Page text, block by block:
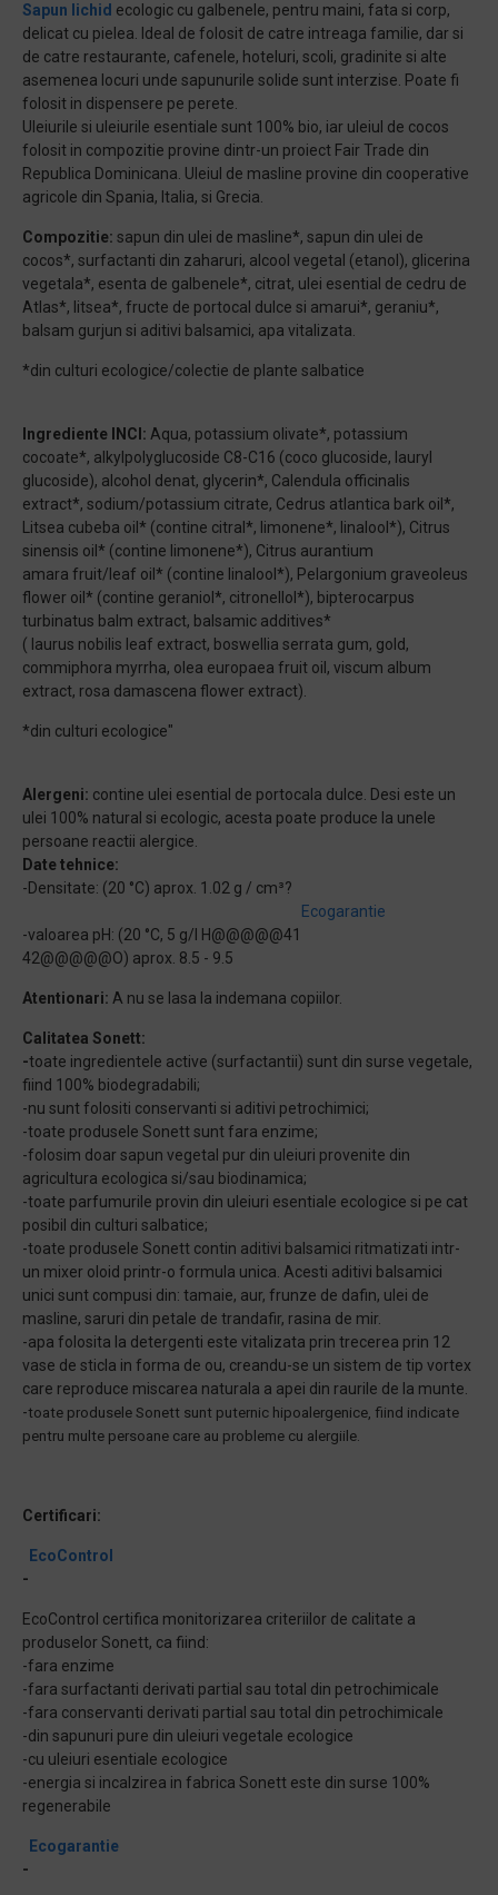
Sapun lichid ecologic cu galbenele, pentru maini, fata si corp,
delicat cu pielea. Ideal de folosit de catre intreaga familie, dar si
de catre restaurante, cafenele, hoteluri, scoli, gradinite si alte
asemenea locuri unde sapunurile solide sunt interzise. Poate fi
folosit in dispensere pe perete.
Uleiurile si uleiurile esentiale sunt 100% bio, iar uleiul de cocos
folosit in compozitie provine dintr-un proiect Fair Trade din
Republica Dominicana. Uleiul de masline provine din cooperative
agricole din Spania, Italia, si Grecia.
Compozitie: sapun din ulei de masline*, sapun din ulei de
cocos*, surfactanti din zaharuri, alcool vegetal (etanol), glicerina
vegetala*, esenta de galbenele*, citrat, ulei esential de cedru de
Atlas*, litsea*, fructe de portocal dulce si amarui*, geraniu*,
balsam gurjun si aditivi balsamici, apa vitalizata.
*din culturi ecologice/colectie de plante salbatice
Ingrediente INCI: Aqua, potassium olivate*, potassium
cocoate*, alkylpolyglucoside C8-C16 (coco glucoside, lauryl
glucoside), alcohol denat, glycerin*, Calendula officinalis
extract*, sodium/potassium citrate, Cedrus atlantica bark oil*,
Litsea cubeba oil* (contine citral*, limonene*, linalool*), Citrus
sinensis oil* (contine limonene*), Citrus aurantium
amara fruit/leaf oil* (contine linalool*), Pelargonium graveoleus
flower oil* (contine geraniol*, citronellol*), bipterocarpus
turbinatus balm extract, balsamic additives*
( laurus nobilis leaf extract, boswellia serrata gum, gold,
commiphora myrrha, olea europaea fruit oil, viscum album
extract, rosa damascena flower extract).
*din culturi ecologice"
Alergeni: contine ulei esential de portocala dulce. Desi este un
ulei 100% natural si ecologic, acesta poate produce la unele
persoane reactii alergice.
Date tehnice:
-Densitate: (20 °C) aprox. 1.02 g / cm³?
-valoarea pH: (20 °C, 5 g/l H@@@@@41
Ecogarantie
42@@@@@O) aprox. 8.5 - 9.5
Atentionari: A nu se lasa la indemana copiilor.
Calitatea Sonett:
-toate ingredientele active (surfactantii) sunt din surse vegetale,
fiind 100% biodegradabili;
-nu sunt folositi conservanti si aditivi petrochimici;
-toate produsele Sonett sunt fara enzime;
-folosim doar sapun vegetal pur din uleiuri provenite din
agricultura ecologica si/sau biodinamica;
-toate parfumurile provin din uleiuri esentiale ecologice si pe cat
posibil din culturi salbatice;
-toate produsele Sonett contin aditivi balsamici ritmatizati intr-
un mixer oloid printr-o formula unica. Acesti aditivi balsamici
unici sunt compusi din: tamaie, aur, frunze de dafin, ulei de
masline, saruri din petale de trandafir, rasina de mir.
-apa folosita la detergenti este vitalizata prin trecerea prin 12
vase de sticla in forma de ou, creandu-se un sistem de tip vortex
care reproduce miscarea naturala a apei din raurile de la munte.
-toate produsele Sonett sunt puternic hipoalergenice, fiind indicate
pentru multe persoane care au probleme cu alergiile.
Certificari:
-
EcoControl
EcoControl certifica monitorizarea criteriilor de calitate a
produselor Sonett, ca fiind:
-fara enzime
-fara surfactanti derivati partial sau total din petrochimicale
-fara conservanti derivati partial sau total din petrochimicale
-din sapunuri pure din uleiuri vegetale ecologice
-cu uleiuri esentiale ecologice
-energia si incalzirea in fabrica Sonett este din surse 100%
regenerabile
-
Ecogarantie